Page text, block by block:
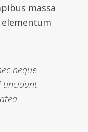
massa
neque
tincidunt